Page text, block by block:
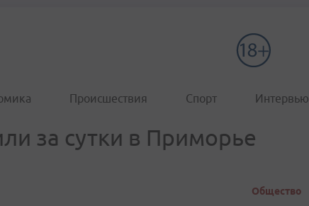
Происшествия Спорт Интервью
за сутки в Приморье
Общество